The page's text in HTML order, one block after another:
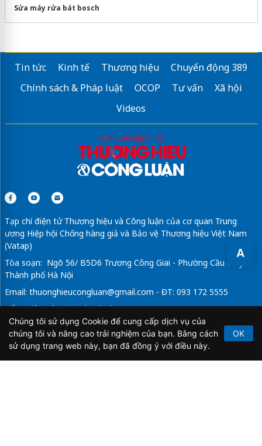
A
Sửa máy rửa bát bosch
Tin tức Kinh tế Thương hiệu
Chuyển động 389
Chính sách & Pháp luật
OCOP Tư vấn
Xã hội
Videos
Tạp chí điện tử Thương hiệu và Công luận của cơ quan Trung
ương Hiệp hội Chống hàng giả và Bảo vệ Thương hiệu Việt Nam
(Vatap)
Tòa soạn: Ngõ 56/ B5D6 Trương Công Giai - Phường Cầu Giấy -
Thành phố Hà Nội
Email: thuonghieucongluan@gmail.com - ĐT: 093 172 5555
Tổng Biên Tập: Vũ Đức Thuận
Giấy phép hoạt động báo chí điện tử số 64/GP-BTTTT do Bộ
Thông tin và Truyền thông cấp ngày 21/2/2020.
Chúng tôi sử dụng Cookie để cung cấp dịch vụ của
chúng tôi và nâng cao trải nghiệm của bạn. Bằng cách
sử dụng trang web này, bạn đã đồng ý với điều này.
OK